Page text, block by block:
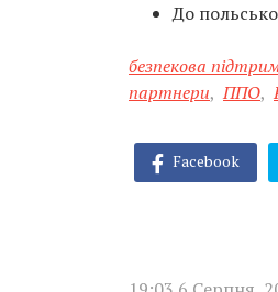
До
безпекова
партнери, ППО,
Facebook